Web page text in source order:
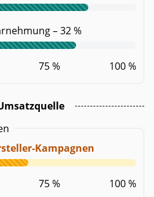
– 32 %
75 % 100 %
Kampagnen
75 % 100 %